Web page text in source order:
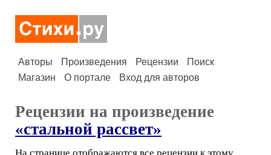
Авторы Произведения Рецензии
Поиск
Магазин
О портале Вход для авторов
Рецензии на произведение
«стальной рассвет»